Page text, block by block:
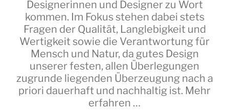
Designerinnen und Designer zu Wort
kommen. Im Fokus stehen dabei stets
Fragen der Qualität, Langlebigkeit und
Wertigkeit sowie die Verantwortung für
Mensch und Natur, da gutes Design
unserer festen, allen Überlegungen
zugrunde liegenden Überzeugung nach a
priori dauerhaft und nachhaltig ist. Mehr
erfahren …